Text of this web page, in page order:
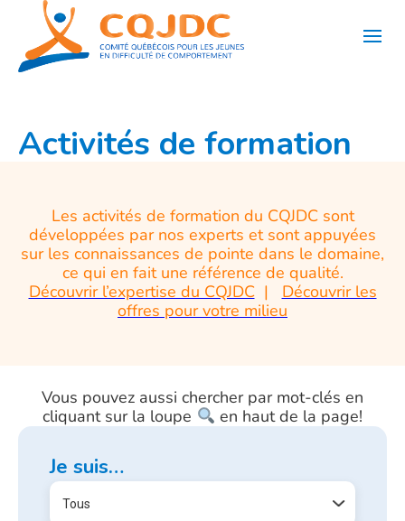
contenu
Activités de formation
Les activités de formation du CQJDC sont
développées par nos experts et sont appuyées
sur les connaissances de pointe dans le domaine,
ce qui en fait une référence de qualité.
Découvrir l’expertise du CQJDC | Découvrir les
offres pour votre milieu
Vous pouvez aussi chercher par mot-clés en
cliquant sur la loupe
en haut de la page!
Je suis…